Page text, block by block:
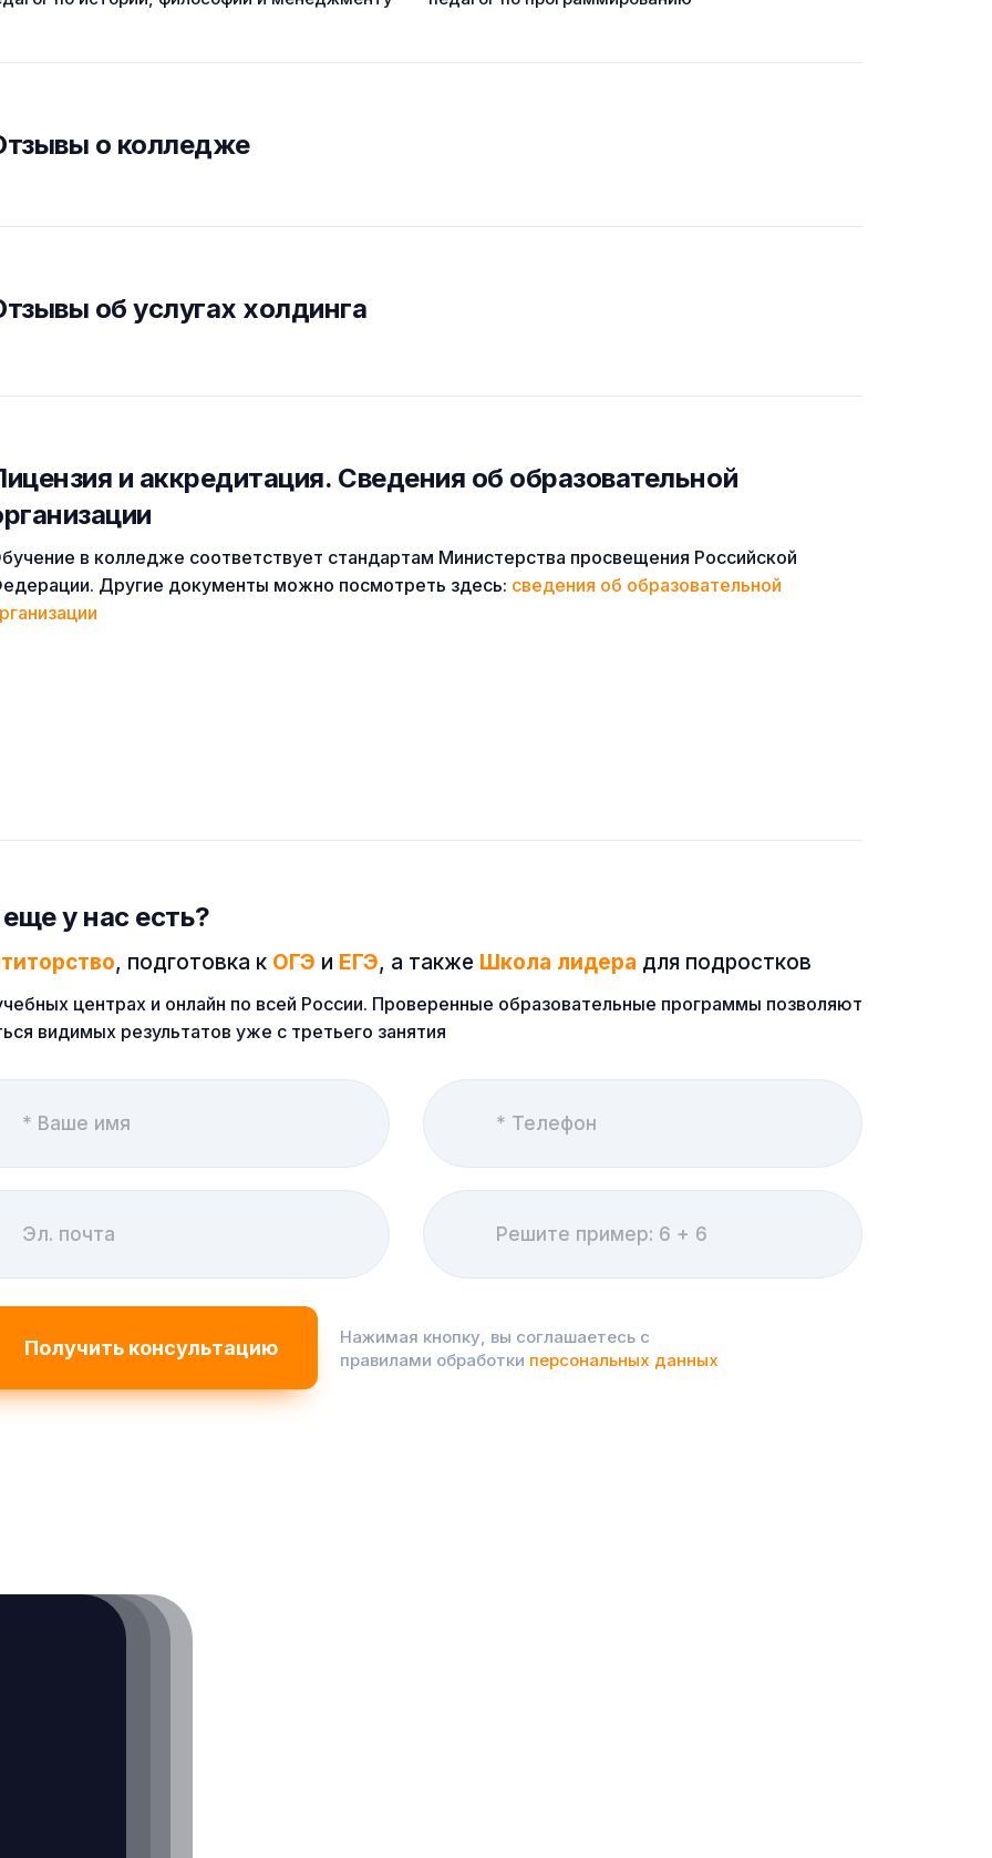
о колледже
об услугах холдинга
и аккредитация. Cведения об образовательной
в колледже соответствует стандартам Министерства просвещения Российской
Другие документы можно посмотреть здесь: сведения об образовательной
у нас есть?
, подготовка к ОГЭ и ЕГЭ, а также Школа лидера для подростков
центрах и онлайн по всей России. Проверенные образовательные программы позволяют
видимых результатов уже с третьего занятия
Нажимая кнопку, вы соглашаетесь с
правилами обработки персональных данных